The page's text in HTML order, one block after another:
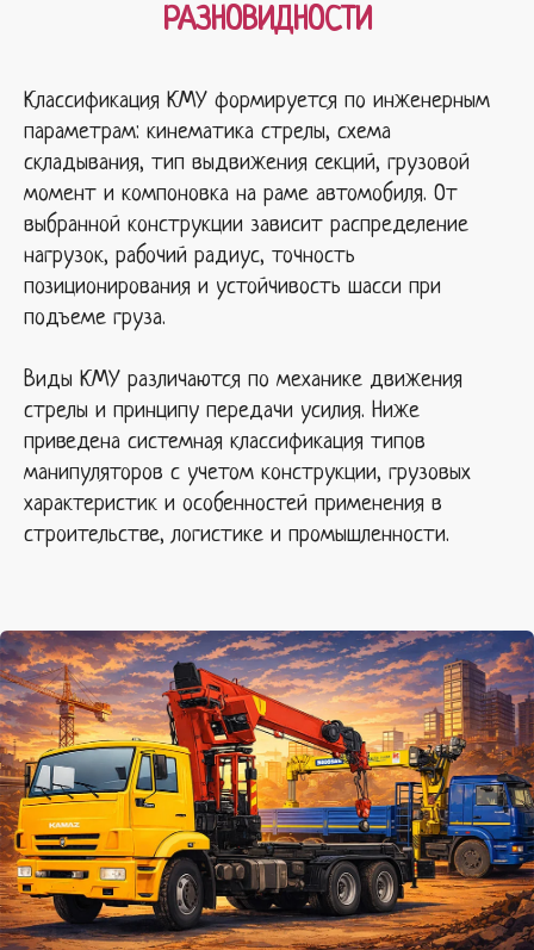
РАЗНОВИДНОСТИ
Классификация КМУ формируется по инженерным
параметрам: кинематика стрелы, схема
складывания, тип выдвижения секций, грузовой
момент и компоновка на раме автомобиля. От
выбранной конструкции зависит распределение
нагрузок, рабочий радиус, точность
позиционирования и устойчивость шасси при
подъеме груза.
Виды КМУ различаются по механике движения
стрелы и принципу передачи усилия. Ниже
приведена системная классификация типов
манипуляторов с учетом конструкции, грузовых
характеристик и особенностей применения в
строительстве, логистике и промышленности.